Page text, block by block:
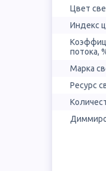
Цвет
Индекс
потока,
Марка
Ресурс